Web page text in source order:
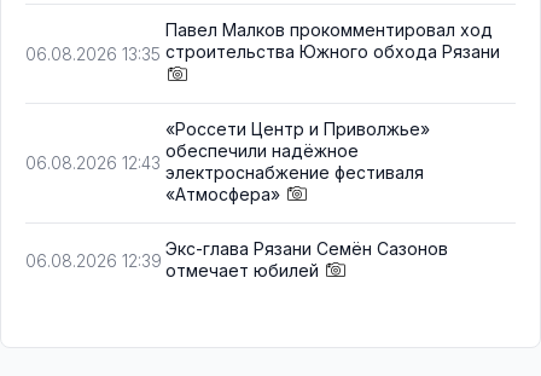
06.08.2026 13:35
Павел Малков прокомментировал ход
строительства Южного обхода Рязани
06.08.2026 12:43
«Россети Центр и Приволжье»
обеспечили надёжное
электроснабжение фестиваля
«Атмосфера»
06.08.2026 12:39
Экс-глава Рязани Семён Сазонов
отмечает юбилей